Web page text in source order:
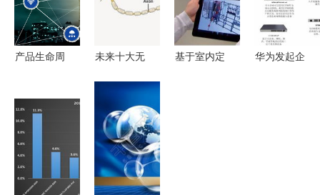
术与产教融
沿
能工业转型
新篇章
产品生命周
变革与网络
技术应用
未来十大无
基于室内定
华为发起企